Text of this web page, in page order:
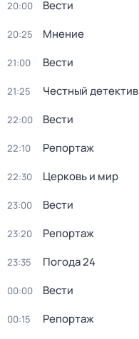
20:00 Вести
20:25 Мнение
21:00 Вести
21:25 Честный детектив
22:00 Вести
22:10 Репортаж
22:30 Церковь и мир
23:00 Вести
23:20 Репортаж
23:35 Погода 24
00:00 Вести
00:15 Репортаж